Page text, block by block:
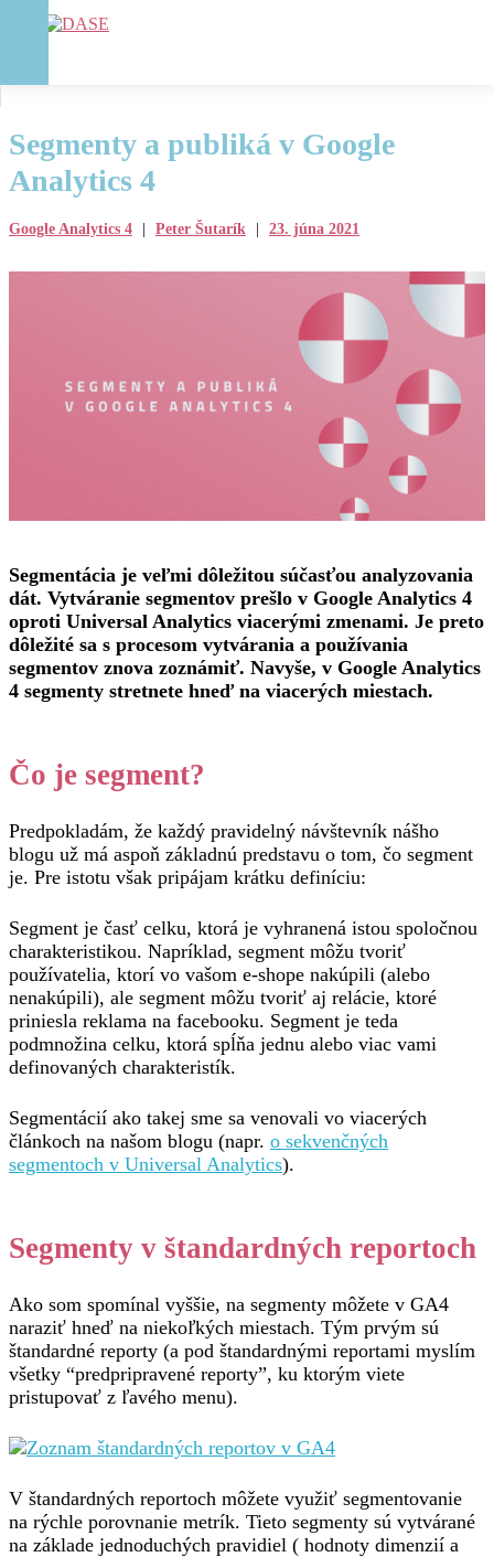
Segmenty a publiká v Google
Analytics 4
Google Analytics 4 Peter Šutarík 23. júna 2021
Segmentácia je veľmi dôležitou súčasťou analyzovania
dát. Vytváranie segmentov prešlo v Google Analytics 4
oproti Universal Analytics viacerými zmenami. Je preto
dôležité sa s procesom vytvárania a používania
segmentov znova zoznámiť. Navyše, v Google Analytics
4 segmenty stretnete hneď na viacerých miestach.
Čo je segment?
Predpokladám, že každý pravidelný návštevník nášho
blogu už má aspoň základnú predstavu o tom, čo segment
je. Pre istotu však pripájam krátku definíciu:
Segment je časť celku, ktorá je vyhranená istou spoločnou
charakteristikou. Napríklad, segment môžu tvoriť
používatelia, ktorí vo vašom e-shope nakúpili (alebo
nenakúpili), ale segment môžu tvoriť aj relácie, ktoré
priniesla reklama na facebooku. Segment je teda
podmnožina celku, ktorá spĺňa jednu alebo viac vami
definovaných charakteristík.
Segmentácií ako takej sme sa venovali vo viacerých
článkoch na našom blogu (napr. o sekvenčných
segmentoch v Universal Analytics).
Segmenty v štandardných reportoch
Ako som spomínal vyššie, na segmenty môžete v GA4
naraziť hneď na niekoľkých miestach. Tým prvým sú
štandardné reporty (a pod štandardnými reportami myslím
všetky “predpripravené reporty”, ku ktorým viete
pristupovať z ľavého menu).
V štandardných reportoch môžete využiť segmentovanie
na rýchle porovnanie metrík. Tieto segmenty sú vytvárané
na základe jednoduchých pravidiel ( hodnoty dimenzií a